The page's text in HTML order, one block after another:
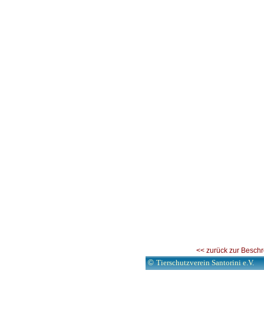
<< zurück zur
©Tierschutzverein Santorini e.V.